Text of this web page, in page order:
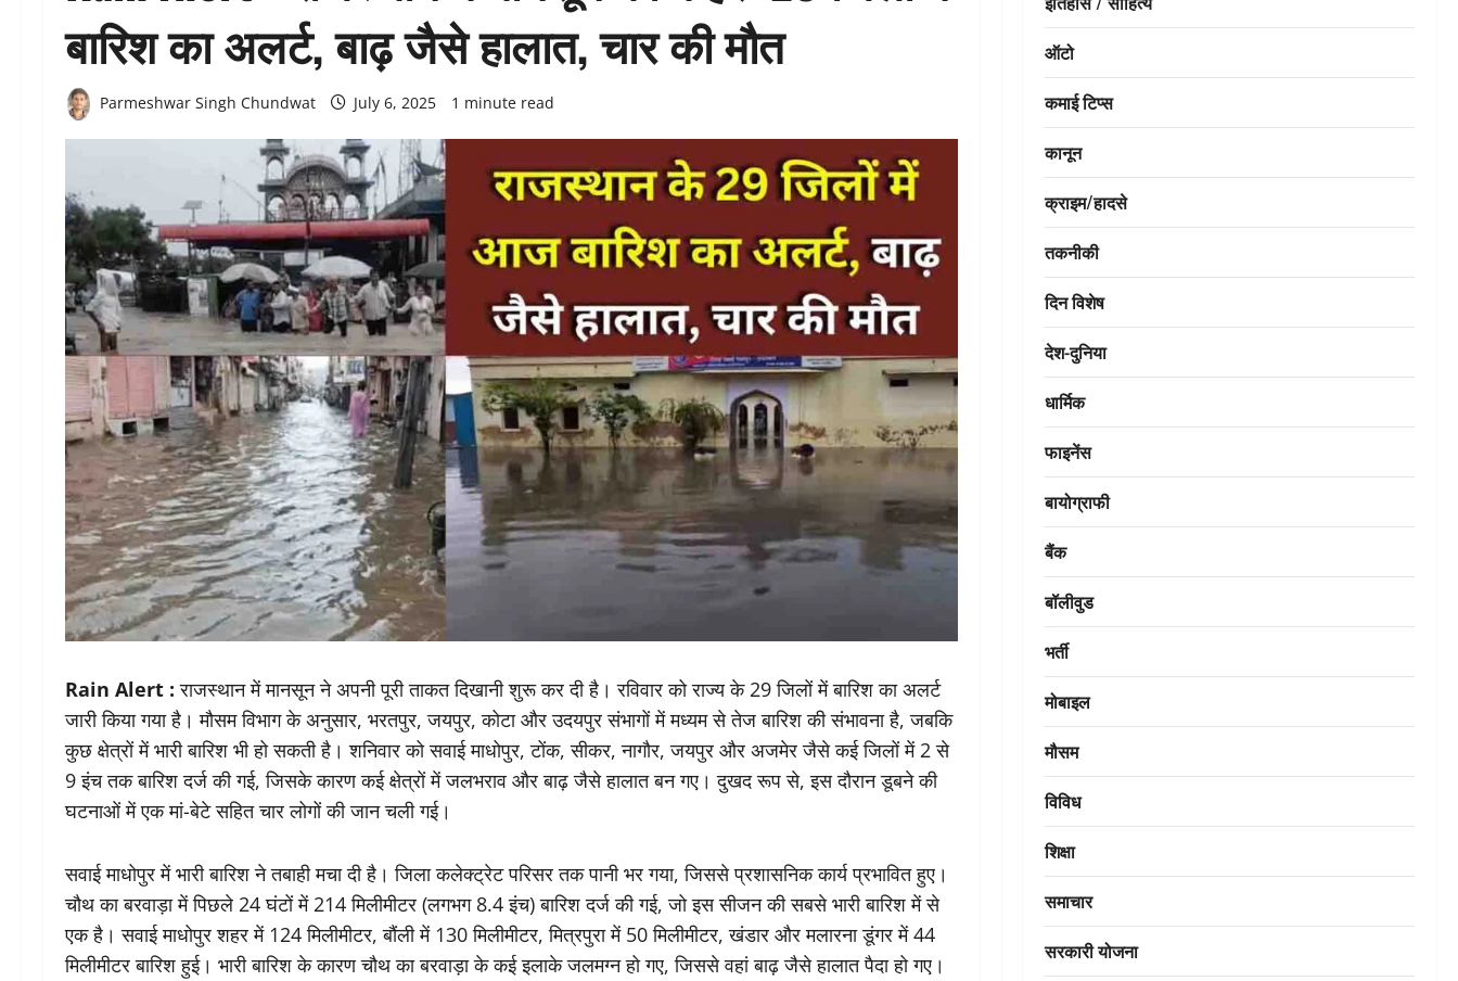
बारिश का अलर्ट, बाढ़ जैसे हालात, चार की मौत
Parmeshwar Singh Chundwat July 6, 2025 1 minute read
Rain Alert : राजस्थान में मानसून ने अपनी पूरी ताकत दिखानी शुरू कर दी है। रविवार को राज्य के 29 जिलों में बारिश का अलर्ट
जारी किया गया है। मौसम विभाग के अनुसार, भरतपुर, जयपुर, कोटा और उदयपुर संभागों में मध्यम से तेज बारिश की संभावना है, जबकि
कुछ क्षेत्रों में भारी बारिश भी हो सकती है। शनिवार को सवाई माधोपुर, टोंक, सीकर, नागौर, जयपुर और अजमेर जैसे कई जिलों में 2 से
9 इंच तक बारिश दर्ज की गई, जिसके कारण कई क्षेत्रों में जलभराव और बाढ़ जैसे हालात बन गए। दुखद रूप से, इस दौरान डूबने की
घटनाओं में एक मां-बेटे सहित चार लोगों की जान चली गई।
सवाई माधोपुर में भारी बारिश ने तबाही मचा दी है। जिला कलेक्ट्रेट परिसर तक पानी भर गया, जिससे प्रशासनिक कार्य प्रभावित हुए।
चौथ का बरवाड़ा में पिछले 24 घंटों में 214 मिलीमीटर (लगभग 8.4 इंच) बारिश दर्ज की गई, जो इस सीजन की सबसे भारी बारिश में से
एक है। सवाई माधोपुर शहर में 124 मिलीमीटर, बौंली में 130 मिलीमीटर, मित्रपुरा में 50 मिलीमीटर, खंडार और मलारना डूंगर में 44
मिलीमीटर बारिश हुई। भारी बारिश के कारण चौथ का बरवाड़ा के कई इलाके जलमग्न हो गए, जिससे वहां बाढ़ जैसे हालात पैदा हो गए।
ऑटो
कमाई टिप्स
कानून
क्राइम/हादसे
तकनीकी
दिन विशेष
देश-दुनिया
धार्मिक
फाइनेंस
बायोग्राफी
बैंक
बॉलीवुड
भर्ती
मोबाइल
मौसम
विविध
शिक्षा
समाचार
सरकारी योजना